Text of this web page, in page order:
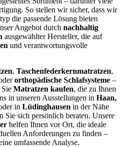
So stellen wir sicher, dass wir
die passende Lösung bieten
Angebot durch nachhaltig
ausgewählter Hersteller, die auf
und verantwortungsvolle
, Taschenfederkernmatratzen,
orthopädische Schlafsysteme –
Matratzen kaufen, die zu Ihnen
in unseren Ausstellungen in Haan,
in Lüdinghausen in der Nähe
Sie sich persönlich beraten. Unsere
helfen Ihnen vor Ort, die ideale
Anforderungen zu finden –
umfassende Analyse.